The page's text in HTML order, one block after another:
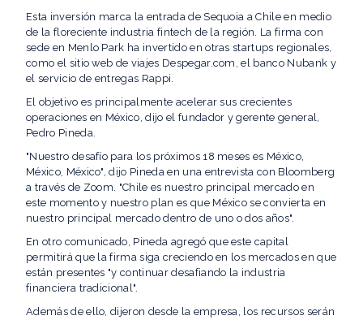
Esta inversión marca la entrada de Sequoia a Chile en medio
de la floreciente industria fintech de la región. La firma con
sede en Menlo Park ha invertido en otras startups regionales,
como el sitio web de viajes Despegar.com, el banco Nubank y
el servicio de entregas Rappi.
El objetivo es principalmente acelerar sus crecientes
operaciones en México, dijo el fundador y gerente general,
Pedro Pineda.
"Nuestro desafío para los próximos 18 meses es México,
México, México", dijo Pineda en una entrevista con Bloomberg
a través de Zoom. "Chile es nuestro principal mercado en
este momento y nuestro plan es que México se convierta en
nuestro principal mercado dentro de uno o dos años".
En otro comunicado, Pineda agregó que este capital
permitirá que la firma siga creciendo en los mercados en que
están presentes "y continuar desafiando la industria
financiera tradicional".
Además de ello, dijeron desde la empresa, los recursos serán